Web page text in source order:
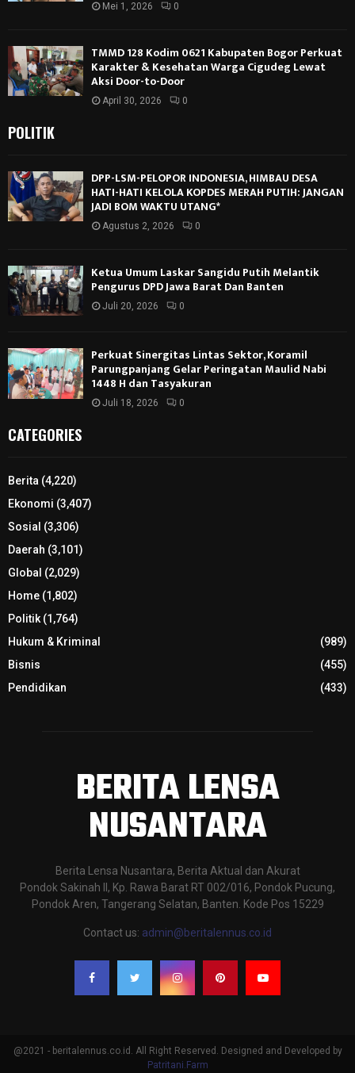
Mei 1, 2026 0
TMMD 128 Kodim 0621 Kabupaten Bogor Perkuat
Karakter & Kesehatan Warga Cigudeg Lewat
Aksi Door-to-Door
April 30, 2026 0
POLITIK
DPP-LSM-PELOPOR INDONESIA, HIMBAU DESA
HATI-HATI KELOLA KOPDES MERAH PUTIH: JANGAN
JADI BOM WAKTU UTANG*
Agustus 2, 2026 0
Ketua Umum Laskar Sangidu Putih Melantik
Pengurus DPD Jawa Barat Dan Banten
Juli 20, 2026 0
Perkuat Sinergitas Lintas Sektor, Koramil
Parungpanjang Gelar Peringatan Maulid Nabi
1448 H dan Tasyakuran
Juli 18, 2026 0
CATEGORIES
Berita (4,220)
Ekonomi (3,407)
Sosial (3,306)
Daerah (3,101)
Global (2,029)
Home (1,802)
Politik(1,764)
Hukum & Kriminal
(989)
Bisnis
(455)
Pendidikan
(433)
BERITA LENSA
NUSANTARA
Berita Lensa Nusantara, Berita Aktual dan Akurat
Pondok Sakinah II, Kp. Rawa Barat RT 002/016, Pondok Pucung,
Pondok Aren, Tangerang Selatan, Banten. Kode Pos 15229
Contact us: admin@beritalennus.co.id
@2021 - beritalennus.co.id. All Right Reserved. Designed and Developed by
Patritani.Farm